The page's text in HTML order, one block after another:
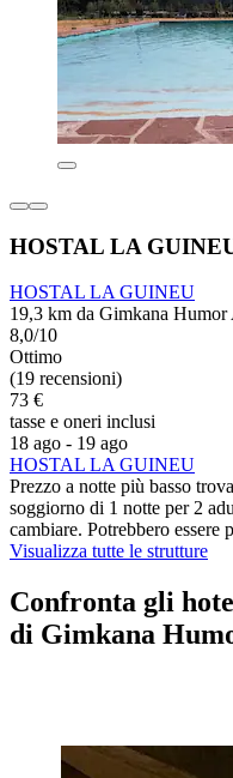
HOSTAL LA
HOSTAL LA GUINEU
19,3 km da Gimkana
8,0/10
Ottimo
(19 recensioni)
73 €
tasse e oneri inclusi
18 ago - 19 ago
HOSTAL LA GUINEU
Prezzo a notte più basso
soggiorno di 1 notte per 2
cambiare. Potrebbero
Visualizza tutte le strutture
Confronta gli
di Gimkana